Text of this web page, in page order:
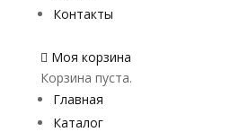
Контакты
Моя корзина
Корзина пуста.
Главная
Каталог